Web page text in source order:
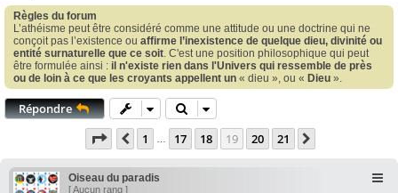
Règles du forum
L’athéisme peut être considéré comme une attitude ou une doctrine qui ne
conçoit pas l’existence ou affirme l’inexistence de quelque dieu, divinité ou
entité surnaturelle que ce soit. C'est une position philosophique qui peut
être formulée ainsi : il n'existe rien dans l'Univers qui ressemble de près
ou de loin à ce que les croyants appellent un « dieu », ou « Dieu ».
Répondre
Page
19 sur 21
Précédente
1 17 18 19 20 21
Oiseau du paradis
[ Aucun rang ]